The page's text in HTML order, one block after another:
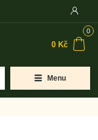
Menu
0
0 Kč